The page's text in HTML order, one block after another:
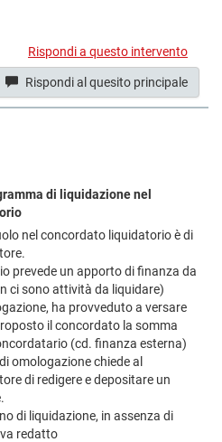
Rispondi a questo intervento
Rispondi al quesito principale
di liquidazione nel
nel concordato liquidatorio è di
prevede un apporto di finanza da
ci sono attività da liquidare)
ha provveduto a versare
il concordato la somma
(cd. finanza esterna)
omologazione chiede al
di redigere e depositare un
di liquidazione, in assenza di
redatto